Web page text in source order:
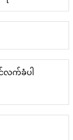
လက်ခံပါ